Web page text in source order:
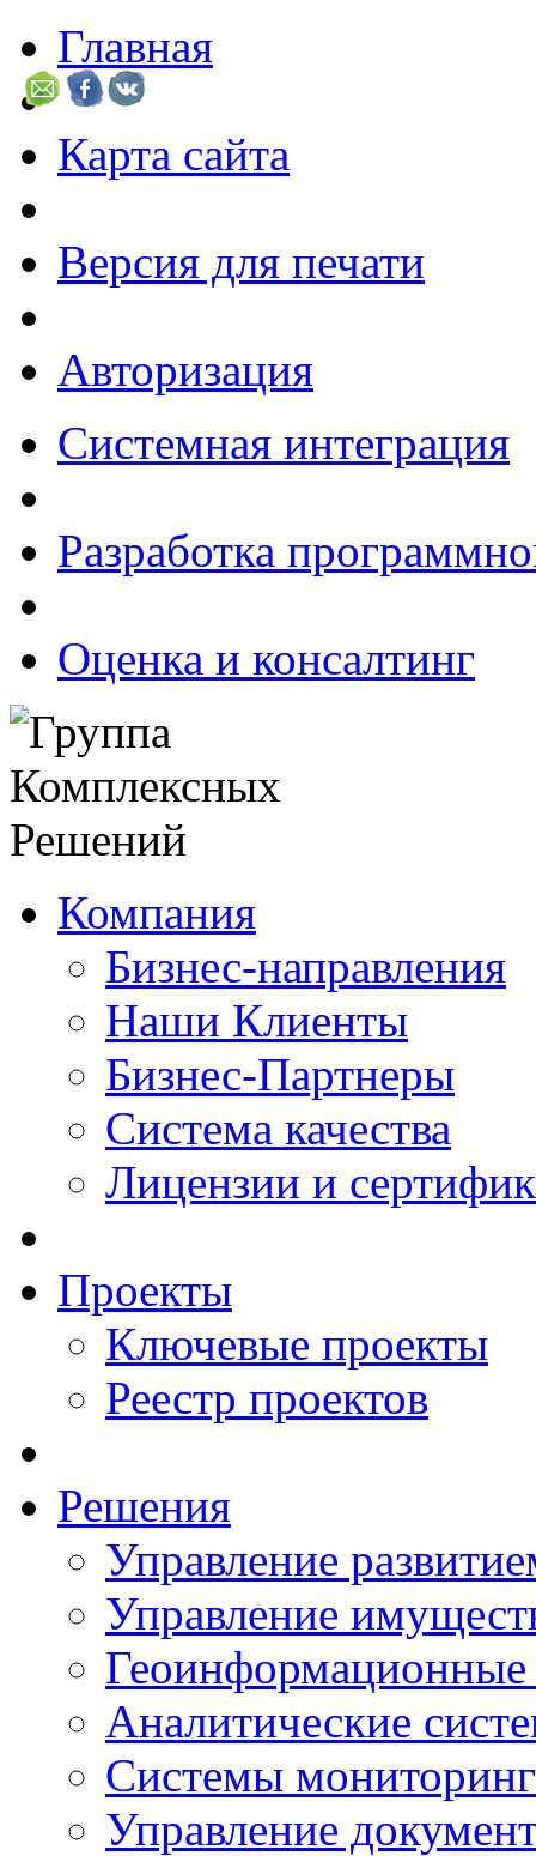
Главная
Карта сайта
Версия для печати
Авторизация
Системная интеграция
Разработка
Оценка и консалтинг
Компания
Бизнес-направления
Наши Клиенты
Бизнес-Партнеры
Система качества
Лицензии и
Проекты
Ключевые проекты
Реестр проектов
Решения
Управление
Управление
Аналитические
Системы
Управление